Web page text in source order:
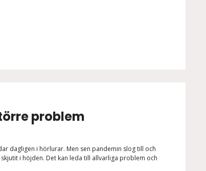
problem
dagligen i hörlurar. Men sen pandemin slog till och
i höjden. Det kan leda till allvarliga problem och